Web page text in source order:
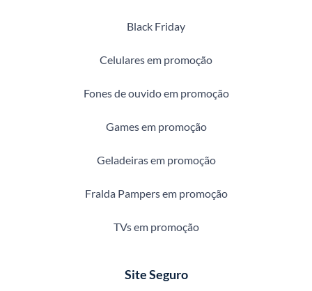
Black Friday
Celulares em promoção
Fones de ouvido em promoção
Games em promoção
Geladeiras em promoção
Fralda Pampers em promoção
TVs em promoção
Site Seguro